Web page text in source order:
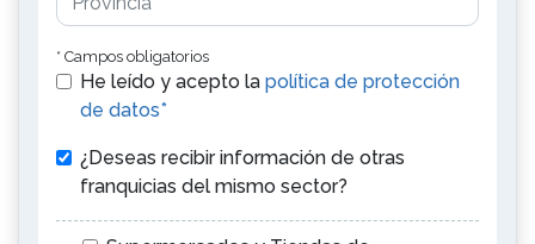
* Campos obligatorios
He leído y acepto la política de protección
de datos*
¿Deseas recibir información de otras
franquicias del mismo sector?